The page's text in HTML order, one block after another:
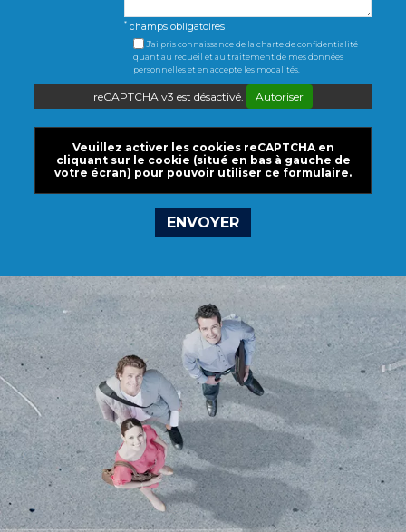
*champs obligatoires
J'ai pris connaissance de la charte de confidentialité
quant au recueil et au traitement de mes données
personnelles et en accepte les modalités.
reCAPTCHA v3 est désactivé. Autoriser
Veuillez activer les cookies reCAPTCHA en
cliquant sur le cookie (situé en bas à gauche de
votre écran) pour pouvoir utiliser ce formulaire.